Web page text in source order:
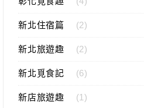
新北住宿篇 (2)
新北旅遊趣 (2)
新北覓食記 (6)
新店旅遊趣 (1)